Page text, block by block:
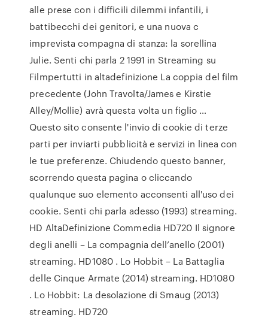
alle prese con i difficili dilemmi infantili, i
battibecchi dei genitori, e una nuova c
imprevista compagna di stanza: la sorellina
Julie. Senti chi parla 2 1991 in Streaming su
Filmpertutti in altadefinizione La coppia del film
precedente (John Travolta/James e Kirstie
Alley/Mollie) avrà questa volta un figlio …
Questo sito consente l'invio di cookie di terze
parti per inviarti pubblicità e servizi in linea con
le tue preferenze. Chiudendo questo banner,
scorrendo questa pagina o cliccando
qualunque suo elemento acconsenti all'uso dei
cookie. Senti chi parla adesso (1993) streaming.
HD AltaDefinizione Commedia HD720 Il signore
degli anelli – La compagnia dell’anello (2001)
streaming. HD1080 . Lo Hobbit – La Battaglia
delle Cinque Armate (2014) streaming. HD1080
. Lo Hobbit: La desolazione di Smaug (2013)
streaming. HD720